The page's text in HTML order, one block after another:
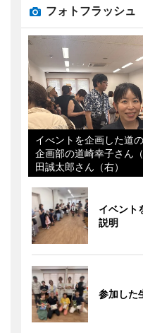
フォトフラッシュ
イべントを企画した道
企画部の道崎幸子さん
田誠太郎さん（右）
イベント
説明
参加した